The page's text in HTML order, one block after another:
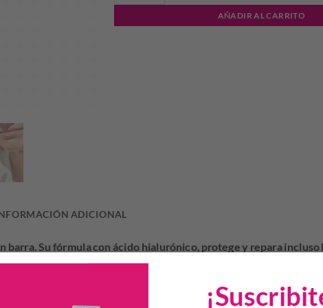
AÑADIR AL CARRITO
ADICIONAL
barra. Su fórmula con ácido hialurónico, protege y repara incluso
facilita la aplicación tantas veces como se necesite. Probado